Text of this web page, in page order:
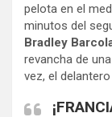
pelota en el
minutos del
Bradley
revancha de
vez, el